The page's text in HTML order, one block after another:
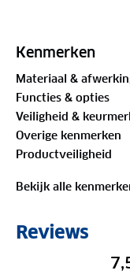
ook op warme
weg te vegen.
je de
klittenbandsluiting
gemakkelijk af
De Core Light
Kenmerken
Materiaal &
Functies & opties
Veiligheid &
Overige kenmerken
Productveiligheid
Bekijk alle
Reviews